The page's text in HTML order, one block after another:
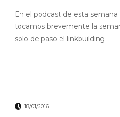
En el podcast de esta
tocamos brevemente la
solo de paso el linkbuilding
18/01/2016